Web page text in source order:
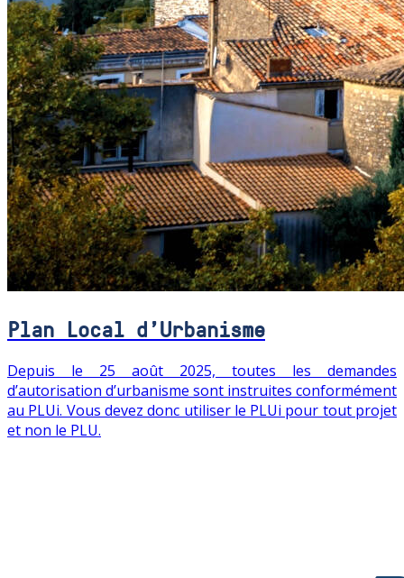
Plan Local d'Urbanisme
Depuis le 25 août 2025, toutes les demandes
d’autorisation d’urbanisme sont instruites conformément
au PLUi. Vous devez donc utiliser le PLUi pour tout projet
et non le PLU.